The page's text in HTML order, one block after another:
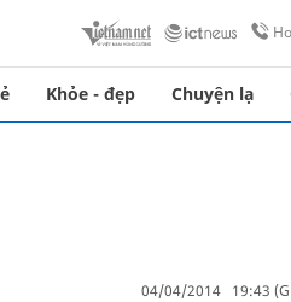
Khỏe - đẹp Chuyện lạ
04/04/2014 19:43